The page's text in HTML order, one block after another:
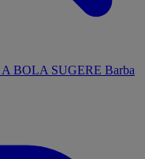
A BOLA SUGERE Barba